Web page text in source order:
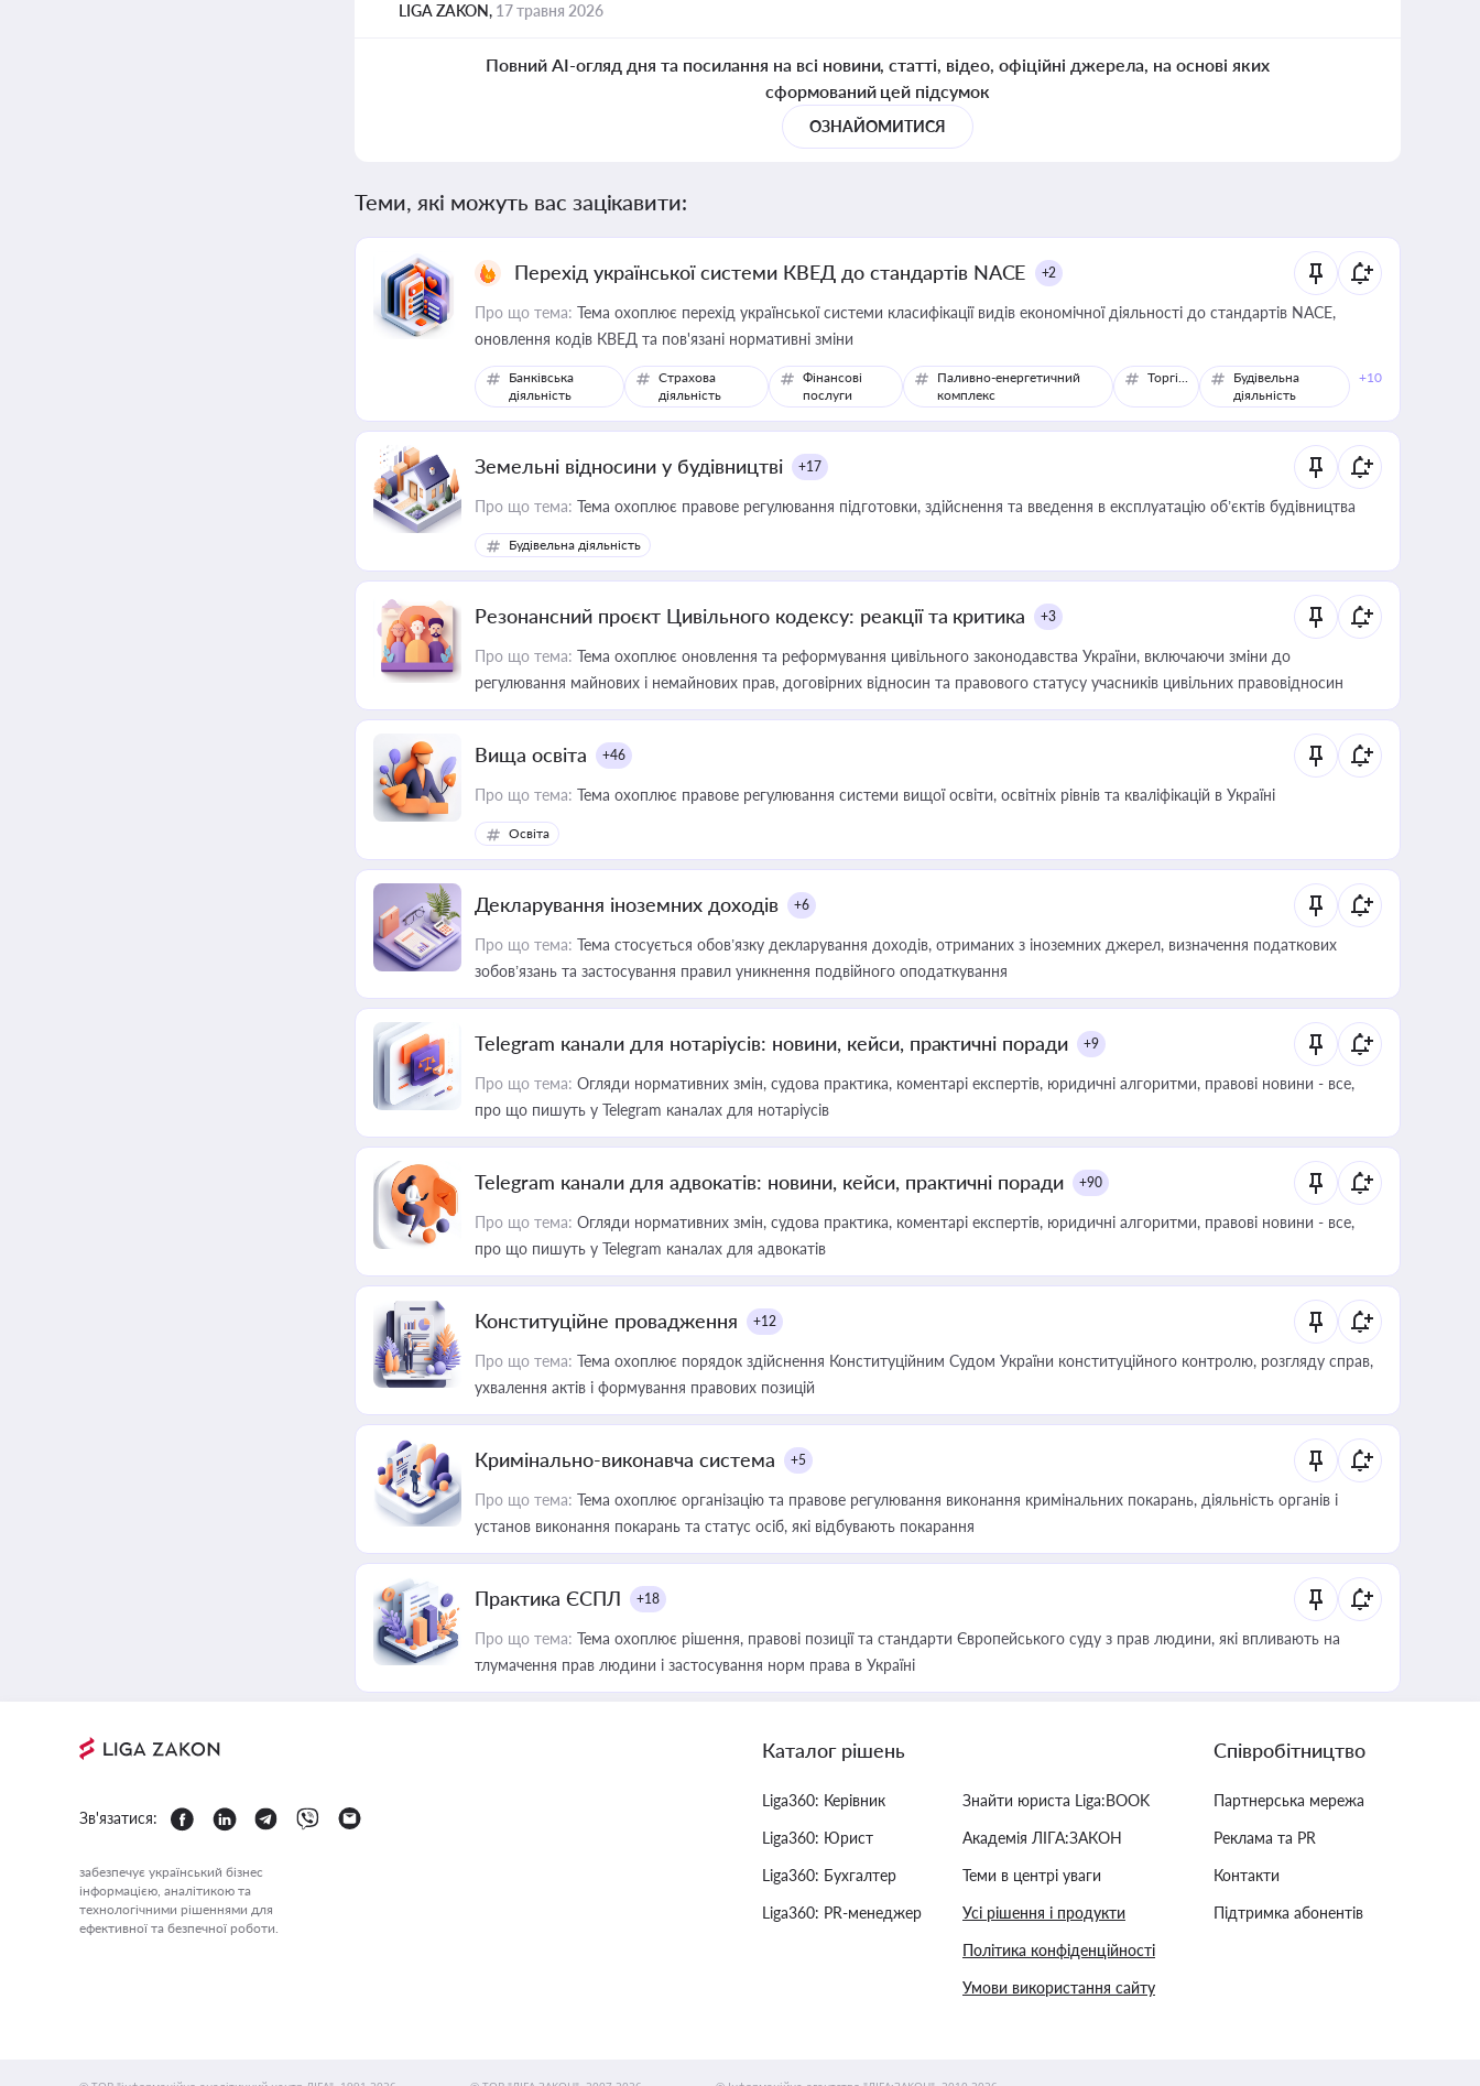
LIGA ZAKON, 17 травня 2026
Повний AI-огляд дня та посилання на всі новини, статті, відео, офіційні джерела, на основі яких
сформований цей підсумок
ОЗНАЙОМИТИСЯ
Теми, які можуть вас зацікавити:
Перехід української системи КВЕД до стандартів NACE +2
Про що тема: Тема охоплює перехід української системи класифікації видів економічної діяльності до стандартів NACE,
оновлення кодів КВЕД та пов'язані нормативні зміни
Банківська
діяльність
Страхова
діяльність
Фінансові
послуги
Паливно-енергетичний
комплекс
Торгівля
Будівельна
діяльність
+10
Земельні відносини у будівництві +17
Про що тема: Тема охоплює правове регулювання підготовки, здійснення та введення в експлуатацію об’єктів будівництва
Будівельна діяльність
Резонансний проєкт Цивільного кодексу: реакції та критика +3
Про що тема: Тема охоплює оновлення та реформування цивільного законодавства України, включаючи зміни до
регулювання майнових і немайнових прав, договірних відносин та правового статусу учасників цивільних правовідносин
Вища освіта +46
Про що тема: Тема охоплює правове регулювання системи вищої освіти, освітніх рівнів та кваліфікацій в Україні
Освіта
Декларування іноземних доходів +6
Про що тема: Тема стосується обов’язку декларування доходів, отриманих з іноземних джерел, визначення податкових
зобов’язань та застосування правил уникнення подвійного оподаткування
Telegram канали для нотаріусів: новини, кейси, практичні поради +9
Про що тема: Огляди нормативних змін, судова практика, коментарі експертів, юридичні алгоритми, правові новини - все,
про що пишуть у Telegram каналах для нотаріусів
Telegram канали для адвокатів: новини, кейси, практичні поради +90
Про що тема: Огляди нормативних змін, судова практика, коментарі експертів, юридичні алгоритми, правові новини - все,
про що пишуть у Telegram каналах для адвокатів
Конституційне провадження +12
Про що тема: Тема охоплює порядок здійснення Конституційним Судом України конституційного контролю, розгляду справ,
ухвалення актів і формування правових позицій
Кримінально-виконавча система +5
Про що тема: Тема охоплює організацію та правове регулювання виконання кримінальних покарань, діяльність органів і
установ виконання покарань та статус осіб, які відбувають покарання
Практика ЄСПЛ +18
Про що тема: Тема охоплює рішення, правові позиції та стандарти Європейського суду з прав людини, які впливають на
тлумачення прав людини і застосування норм права в Україні
Зв'язатися:
забезпечує український бізнес
інформацією, аналітикою та
технологічними рішеннями для
ефективної та безпечної роботи.
Каталог рішень
Liga360: Керівник
Liga360: Юрист
Liga360: Бухгалтер
Liga360: PR-менеджер
Знайти юриста Liga:BOOK
Академія ЛІГА:ЗАКОН
Теми в центрі уваги
Усі рішення і продукти
Політика конфіденційності
Умови використання сайту
Співробітництво
Партнерська мережа
Реклама та PR
Контакти
Підтримка абонентів